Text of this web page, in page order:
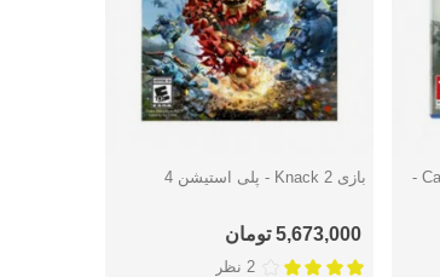
بازی Call Of Duty Infinite Warfare -
دوست داشتن بازی Knack 2 - پلی استیشن 4
5,673,000 تومان
2 نظر